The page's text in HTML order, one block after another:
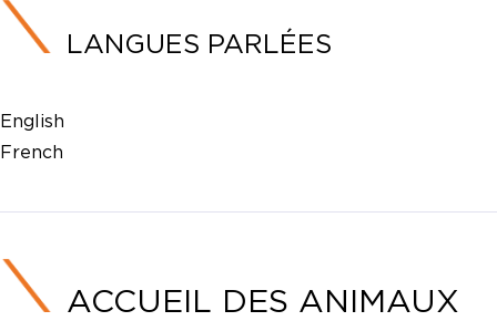
LANGUES PARLÉES
English
French
ACCUEIL DES ANIMAUX